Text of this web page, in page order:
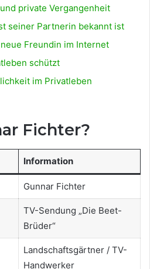
private Vergangenheit
seiner Partnerin bekannt ist
Freundin im Internet
schützt
im Privatleben
Fichter?
Information
Gunnar Fichter
TV-Sendung „Die Beet-
Brüder“
Landschaftsgärtner / TV-
Handwerker